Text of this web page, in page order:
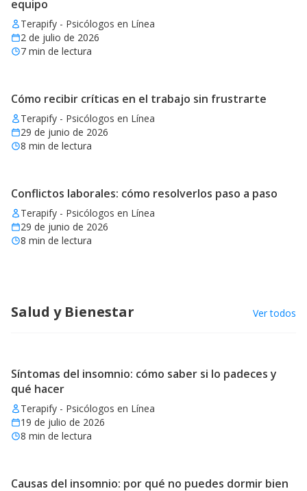
equipo
Terapify - Psicólogos en Línea
2 de julio de 2026
7 min de lectura
Cómo recibir críticas en el trabajo sin frustrarte
Terapify - Psicólogos en Línea
29 de junio de 2026
8 min de lectura
Conflictos laborales: cómo resolverlos paso a paso
Terapify - Psicólogos en Línea
29 de junio de 2026
8 min de lectura
Salud y Bienestar Ver todos
Síntomas del insomnio: cómo saber si lo padeces y
qué hacer
Terapify - Psicólogos en Línea
19 de julio de 2026
8 min de lectura
Causas del insomnio: por qué no puedes dormir bien